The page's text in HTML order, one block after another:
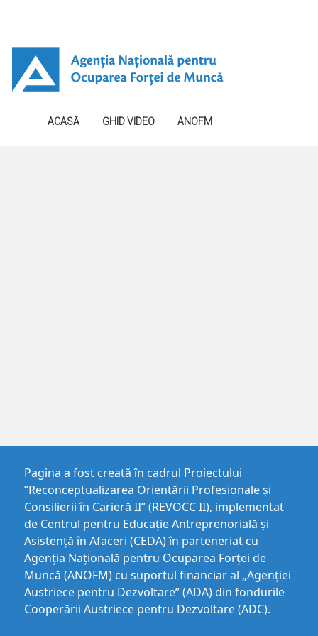
ACASĂ GHID VIDEO ANOFM
Pagina a fost creată în cadrul Proiectului
”Reconceptualizarea Orientării Profesionale și
Consilierii în Carieră II” (REVOCC II), implementat
de Centrul pentru Educaţie Antreprenorială şi
Asistenţă în Afaceri (CEDA) în parteneriat cu
Agenția Națională pentru Ocuparea Forței de
Muncă (ANOFM) cu suportul financiar al „Agenției
Austriece pentru Dezvoltare” (ADA) din fondurile
Cooperării Austriece pentru Dezvoltare (ADC).